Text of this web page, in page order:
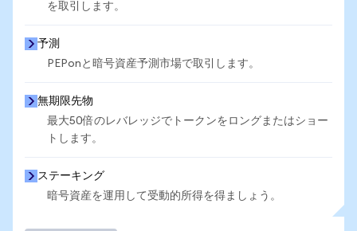
を取引します。
予測
PEPonと暗号資産予測市場で取引します。
無期限先物
最大50倍のレバレッジでトークンをロングまたはショー
トします。
ステーキング
暗号資産を運用して受動的所得を得ましょう。